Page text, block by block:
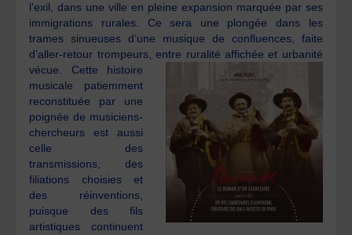
l’exil, dans une ville en pleine expansion marquée par ses
immigrations rurales. Ce sera une plongée dans les
trames sinueuses d’une musique de confluences, faite
d’aller-retour trompeurs, entre ruralité affichée et urbanité
vécue. Cette histoire
musicale patiemment
reconstituée par une
poignée de musiciens-
chercheurs est aussi
celle des
transmissions, des
filiations choisies et
des réinventions,
puisque des fils
artistiques continuent